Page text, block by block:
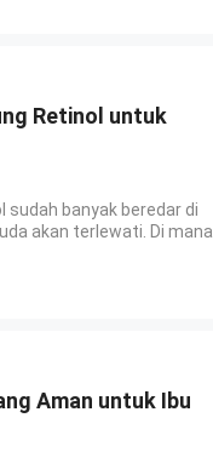
Retinol untuk
sudah banyak beredar di
akan terlewati. Di mana
Aman untuk Ibu